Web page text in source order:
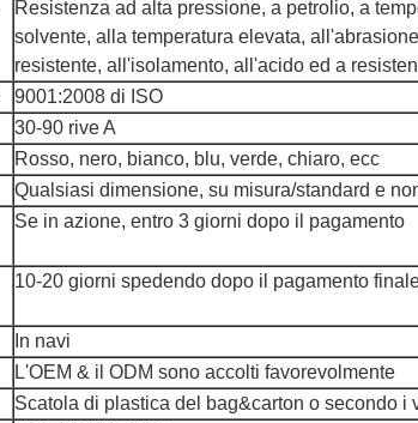
Resistenza ad alta pressione, a petrolio, a
solvente, alla temperatura elevata,
resistente, all'isolamento, all'acido ed a
9001:2008 di ISO
30-90 rive A
Rosso, nero, bianco, blu, verde, chiaro, ecc
Qualsiasi dimensione, su misura/standard e
Se in azione, entro 3 giorni dopo il pagamento
10-20 giorni spedendo dopo il pagamento
In navi
L'OEM & il ODM sono accolti favorevolmente
Scatola di plastica del bag&carton o secondo i